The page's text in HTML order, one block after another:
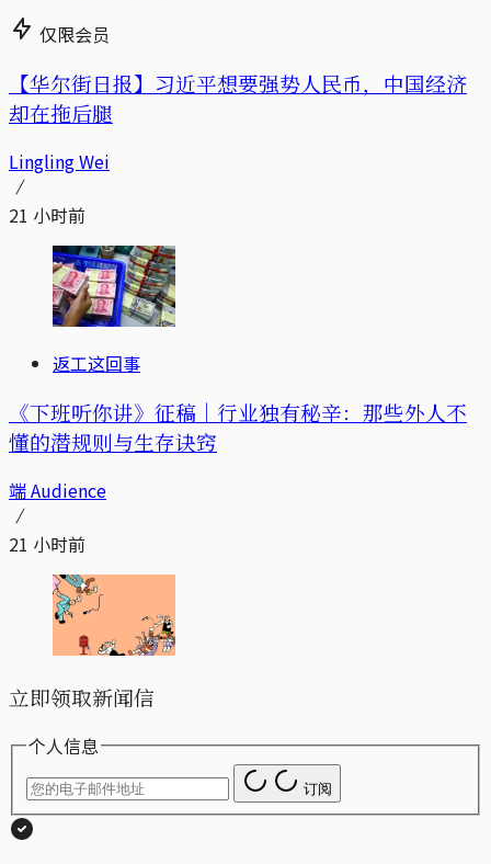
仅限会员
【华尔街日报】习近平想要强势人民币，中国经济
却在拖后腿
Lingling Wei
21 小时前
返工这回事
《下班听你讲》征稿｜行业独有秘辛：那些外人不
懂的潜规则与生存诀窍
端 Audience
21 小时前
立即领取新闻信
个人信息
订阅